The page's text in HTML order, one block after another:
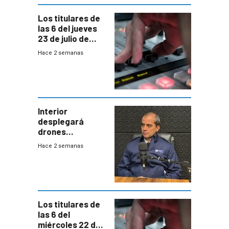
gobierno
Los titulares de
las 6 del jueves
23 de julio de
2026
Hace 2 semanas
Interior
desplegará
drones
autónomos para
Hace 2 semanas
Los titulares de
las 6 del
miércoles 22 de